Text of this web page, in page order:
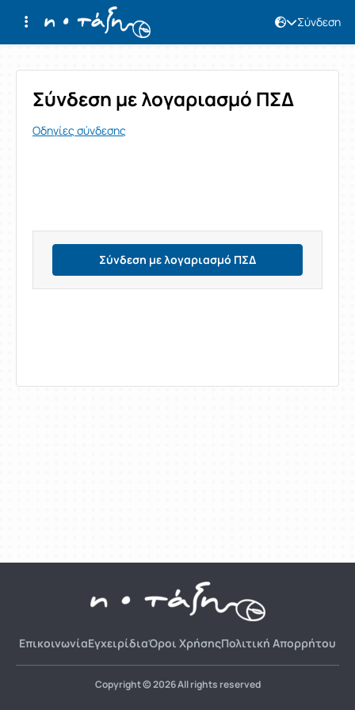
Σύνδεση
Σύνδεση
Σύνδεση με λογαριασμό ΠΣΔ
Οδηγίες σύνδεσης
Σύνδεση με λογαριασμό ΠΣΔ
ΕπικοινωνίαΕγχειρίδιαΌροι ΧρήσηςΠολιτική Απορρήτου
Copyright © 2026 All rights reserved